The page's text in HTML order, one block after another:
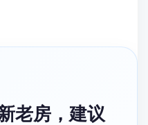
老房，建议